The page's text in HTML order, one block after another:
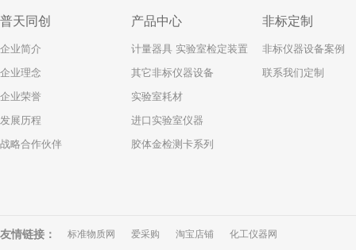
普天同创
企业简介
企业理念
企业荣誉
发展历程
战略合作伙伴
产品中心
计量器具 实验室检定装置
其它非标仪器设备
实验室耗材
进口实验室仪器
胶体金检测卡系列
非标定制
非标仪器设备案例
联系我们定制
友情链接： 标准物质网 爱采购 淘宝店铺 化工仪器网